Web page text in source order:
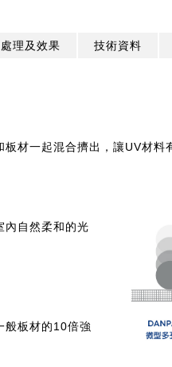
理及效果 技術資料
材一起混合擠出，讓UV材料
內自然柔和的光
般板材的10倍強